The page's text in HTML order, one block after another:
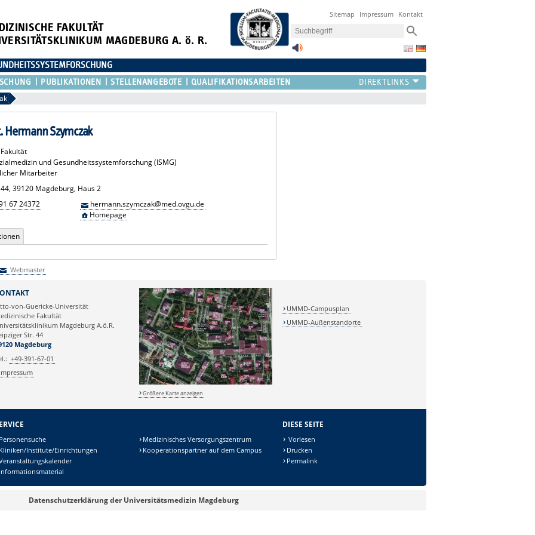
FAKULTÄT
MAGDEBURG A. ö. R.
Sitemap Impressum Kontakt
PUBLIKATIONEN STELLENANGEBOTE QUALIFIKATIONSARBEITEN
Hermann Szymczak
und Gesundheitssystemforschung (ISMG)
Mitarbeiter
39120 Magdeburg, Haus 2
67 24372
hermann.szymczak@med.ovgu.de
Homepage
Webmaster
von-Guericke-Universität
Fakultät
Magdeburg A.ö.R.
Str. 44
Magdeburg
+49-391-67-01
Impressum
Größere Karte anzeigen
UMMD-Campusplan
UMMD-Außenstandorte
Personensuche
Kliniken/Institute/Einrichtungen
Informationsmaterial
Medizinisches Versorgungszentrum
Kooperationspartner auf dem Campus
DIESE SEITE
Vorlesen
Drucken
Permalink
Datenschutzerklärung der Universitätsmedizin Magdeburg